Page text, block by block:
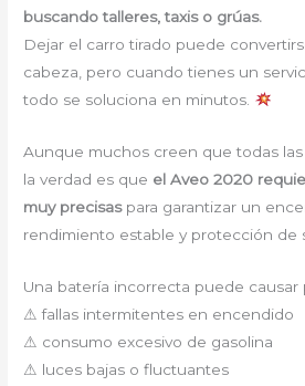
buscando talleres, taxis o grúas.
Dejar el carro tirado puede
cabeza, pero cuando tienes un
todo se soluciona en minutos.
Aunque muchos creen que todas las
la verdad es que el Aveo 2020
muy precisaspara garantizar un
rendimiento estable y protección de
Una batería incorrecta puede causar
⚠ fallas intermitentes en encendido
⚠ consumo excesivo de gasolina
⚠ luces bajas o fluctuantes